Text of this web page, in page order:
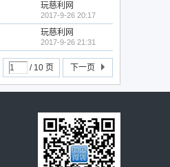
玩慈利网
2017-9-26 20:17
玩慈利网
2017-9-26 21:31
/ 10 页 下一页